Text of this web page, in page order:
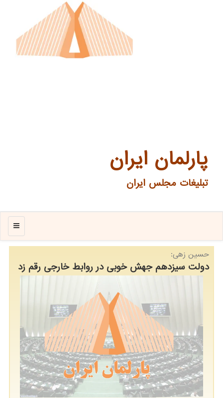
پارلمان ایران
تبلیغات مجلس ایران
منو
حسین زهی:
دولت سیزدهم جهش خوبی در روابط خارجی رقم زد